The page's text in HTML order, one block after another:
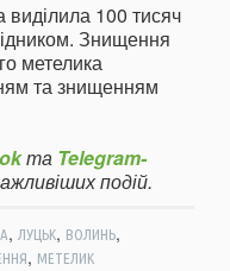
виділила 100 тисяч
Знищення
метелика
та знищенням
та Telegram-
подій.
, ЛУЦЬК, ВОЛИНЬ,
, МЕТЕЛИК